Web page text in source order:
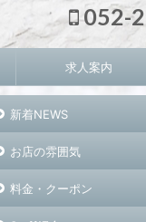
052-
求人案内
新着NEWS
お店の雰囲気
料金・クーポン